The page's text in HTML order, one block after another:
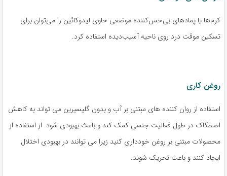
کرم‌ها یا پمادهای بی‌حس‌کننده موضعی حاوی لیدوکائین را می‌توان برای
تسکین موقت درد روی ناحیه آسیب‌دیده استفاده کرد.
روغن کاری
استفاده از روان کننده های مبتنی بر آب و بدون گلیسیرین می تواند به کاهش
اصطکاک در طول فعالیت جنسی کمک کند و باعث بهبودی شود. از استفاده از
محصولات مبتنی بر روغن خودداری کنید زیرا می توانند در بهبودی اختلال
ایجاد کنند و باعث تحریک شوند.